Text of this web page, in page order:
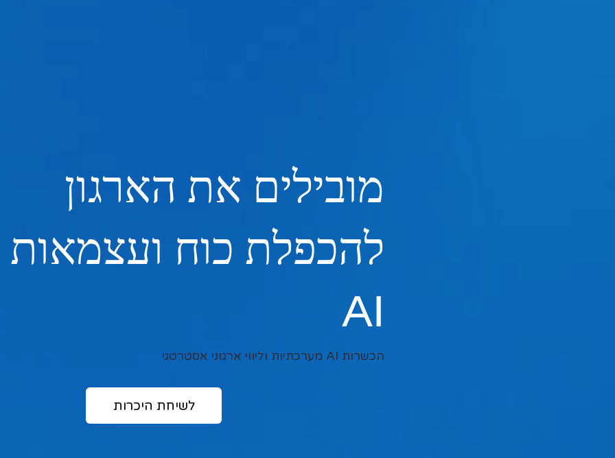
מובילים את הארגון
להכפלת כוח
AI
הכשרות AI מערכתיות וליווי ארגוני אסטרטגי
לשיחת היכרות